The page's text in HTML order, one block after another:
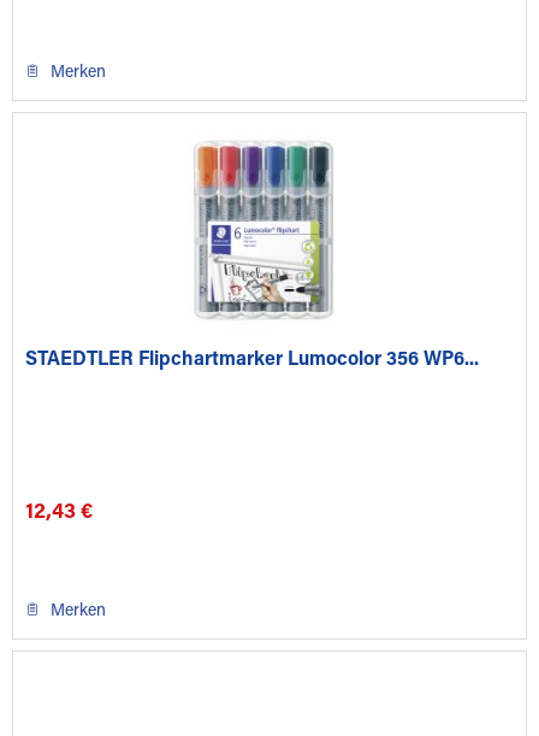
Merken
STAEDTLER Flipchartmarker Lumocolor 356 WP6...
12,43 €
Merken